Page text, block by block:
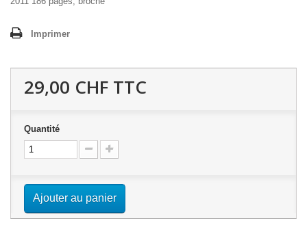
Imprimer
29,00 CHF TTC
Quantité
Ajouter au panier